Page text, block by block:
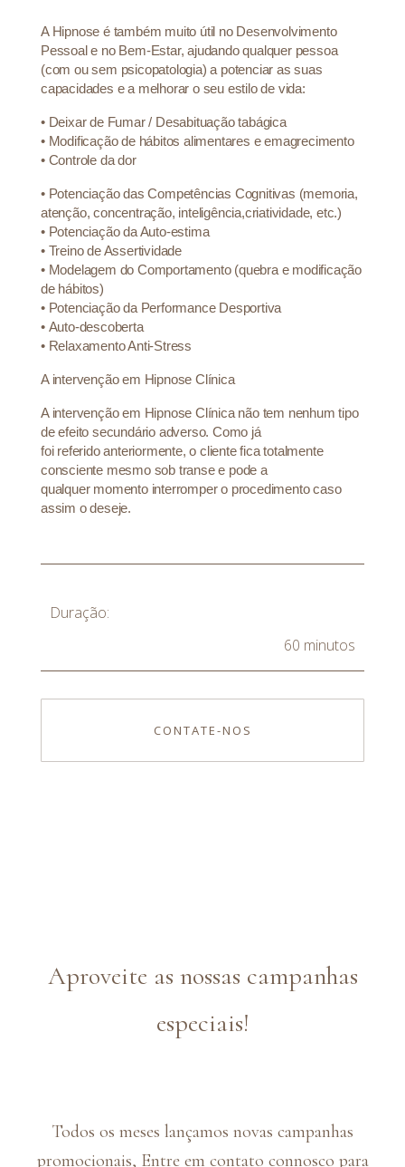
A Hipnose é também muito útil no Desenvolvimento
Pessoal e no Bem-Estar, ajudando qualquer pessoa
(com ou sem psicopatologia) a potenciar as suas
capacidades e a melhorar o seu estilo de vida:
• Deixar de Fumar / Desabituação tabágica
• Modificação de hábitos alimentares e emagrecimento
• Controle da dor
• Potenciação das Competências Cognitivas (memoria,
atenção, concentração, inteligência,criatividade, etc.)
• Potenciação da Auto-estima
• Treino de Assertividade
• Modelagem do Comportamento (quebra e modificação
de hábitos)
• Potenciação da Performance Desportiva
• Auto-descoberta
• Relaxamento Anti-Stress
A intervenção em Hipnose Clínica
A intervenção em Hipnose Clínica não tem nenhum tipo
de efeito secundário adverso. Como já
foi referido anteriormente, o cliente fica totalmente
consciente mesmo sob transe e pode a
qualquer momento interromper o procedimento caso
assim o deseje.
Duração:
60 minutos
CONTATE-NOS
Aproveite as nossas campanhas
especiais!
Todos os meses lançamos novas campanhas
promocionais, Entre em contato connosco para